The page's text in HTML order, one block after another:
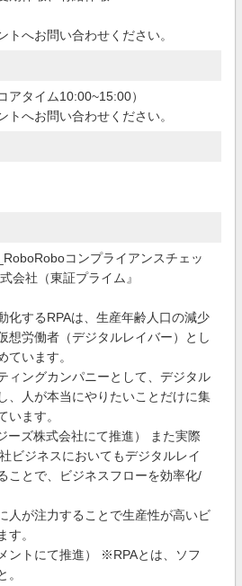
へお問い合わせください。
アタイム10:00~15:00）
へお問い合わせください。
コンプライアンスチェッ
会社（東証プライム』
化するRPAは、生産年齢人口の減少
想労働者（デジタルレイバー）とし
ています。
ィングカンパニーとして、デジタル
、人が本当にやりたいことだけに集
います。
ーズ株式会社にて推進） また実際
ビジネスにおいてもデジタルレイ
ことで、ビジネスフローを効率化/
人が注力することで生産性が高いビ
す。
ントにて推進） ※RPAとは、ソフ
。